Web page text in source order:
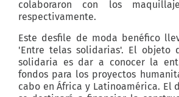
colaboraron con los
respectivamente.
Este desfile de moda benéfico
'Entre telas solidarias'. El objeto
solidaria es dar a conocer la
fondos para los proyectos
cabo en África y Latinoamérica. El